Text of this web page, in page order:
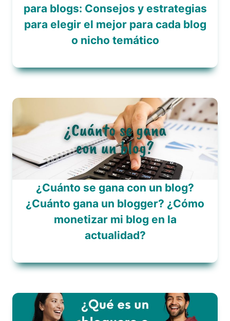
para blogs: Consejos y estrategias
para elegir el mejor para cada blog
o nicho temático
¿Cuánto se gana con un blog?
¿Cuánto gana un blogger? ¿Cómo
monetizar mi blog en la
actualidad?